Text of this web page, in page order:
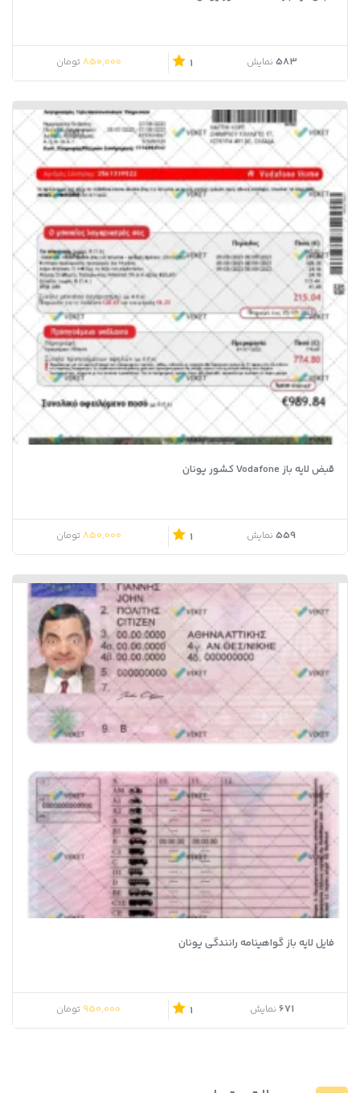
583 نمایش 1
850,000 تومان
قبض لایه باز Vodafone کشور یونان
559 نمایش 1
850,000 تومان
فایل لایه باز گواهینامه رانندگی یونان
671 نمایش 1
950,000تومان